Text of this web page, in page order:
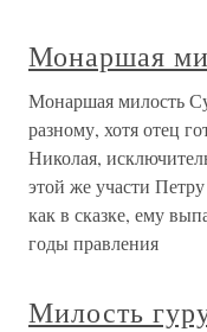
Монаршая
Монаршая милость
разному, хотя отец
Николая,
этой же участи
как в сказке, ему
годы правления
Милость